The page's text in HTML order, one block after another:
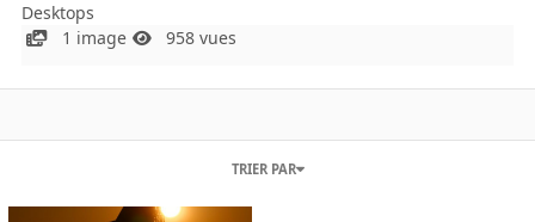
Desktops
1 image
958 vues
TRIER PAR